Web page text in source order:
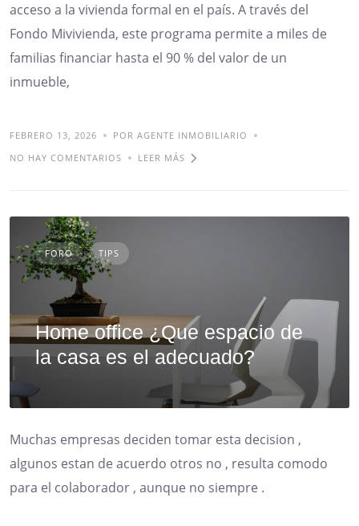
acceso a la vivienda formal en el país. A través del
Fondo Mivivienda, este programa permite a miles de
familias financiar hasta el 90 % del valor de un
inmueble,
FEBRERO 13, 2026
POR AGENTE INMOBILIARIO
NO HAY COMENTARIOS
LEER MÁS
FORO TIPS
Home office ¿Que espacio de
la casa es el adecuado?
Muchas empresas deciden tomar esta decision ,
algunos estan de acuerdo otros no , resulta comodo
para el colaborador , aunque no siempre .